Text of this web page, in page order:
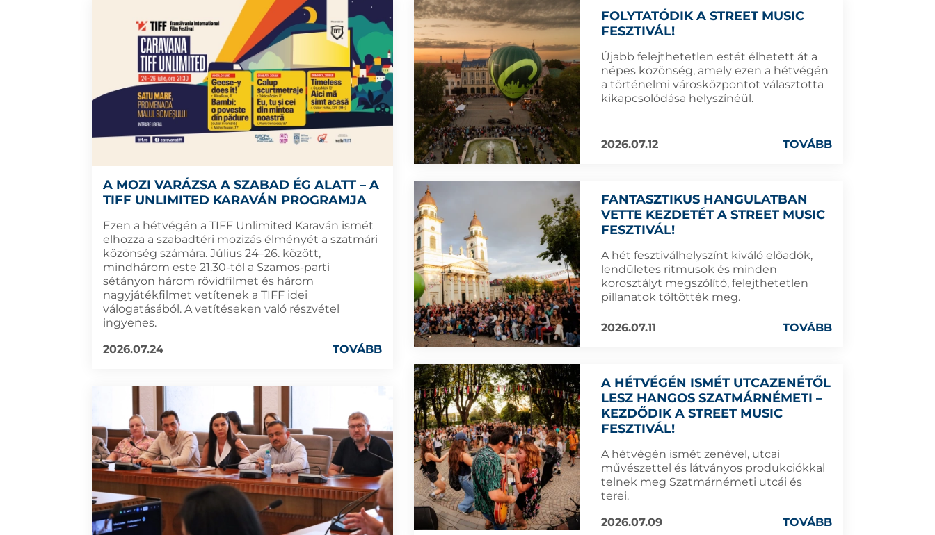
A MOZI VARÁZSA A SZABAD ÉG ALATT – A
TIFF UNLIMITED KARAVÁN PROGRAMJA
Ezen a hétvégén a TIFF Unlimited Karaván ismét
elhozza a szabadtéri mozizás élményét a szatmári
közönség számára. Július 24–26. között,
mindhárom este 21.30-tól a Szamos-parti
sétányon három rövidfilmet és három
nagyjátékfilmet vetítenek a TIFF idei
válogatásából. A vetítéseken való részvétel
ingyenes.
2026.07.24
TOVÁBB
FOLYTATÓDIK A STREET MUSIC
FESZTIVÁL!
Újabb felejthetetlen estét élhetett át a
népes közönség, amely ezen a hétvégén
a történelmi városközpontot választotta
kikapcsolódása helyszínéül.
2026.07.12 TOVÁBB
FANTASZTIKUS HANGULATBAN
VETTE KEZDETÉT A STREET MUSIC
FESZTIVÁL!
A hét fesztiválhelyszínt kiváló előadók,
lendületes ritmusok és minden
korosztályt megszólító, felejthetetlen
pillanatok töltötték meg.
2026.07.11 TOVÁBB
A HÉTVÉGÉN ISMÉT UTCAZENÉTŐL
LESZ HANGOS SZATMÁRNÉMETI –
KEZDŐDIK A STREET MUSIC
FESZTIVÁL!
A hétvégén ismét zenével, utcai
művészettel és látványos produkciókkal
telnek meg Szatmárnémeti utcái és
terei.
2026.07.09
TOVÁBB